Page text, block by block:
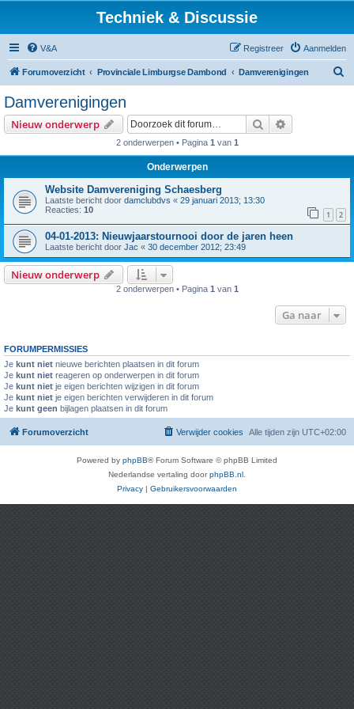
Techniek & Discussie
V&A Aanmelden
Registreer
Forumoverzicht Provinciale Limburgse Dambond Damverenigingen
Damverenigingen
Nieuw onderwerp Zoek
2 onderwerpen • Pagina 1 van 1
Onderwerpen
Website Damvereniging Schaesberg
Laatste bericht door damclubdvs « 29 januari 2013; 13:30
Reacties: 10 1 2
04-01-2013: Nieuwjaarstournooi door de jaren heen
Laatste bericht door Jac « 30 december 2012; 23:49
Nieuw onderwerp
2 onderwerpen • Pagina 1 van 1
Ga naar
FORUMPERMISSIES
Je kunt niet nieuwe berichten plaatsen in dit forum
Je kunt niet reageren op onderwerpen in dit forum
Je kunt niet je eigen berichten wijzigen in dit forum
Je kunt niet je eigen berichten verwijderen in dit forum
Je kunt geen bijlagen plaatsen in dit forum
Forumoverzicht Alle tijden zijn UTC+02:00
Verwijder cookies
Powered by phpBB® Forum Software © phpBB Limited
Nederlandse vertaling doorphpBB.nl
Privacy | Gebruikersvoorwaarden